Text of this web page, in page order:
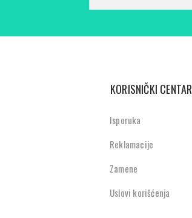
KORISNIČKI CENTAR
Isporuka
Reklamacije
Zamene
Uslovi korišćenja